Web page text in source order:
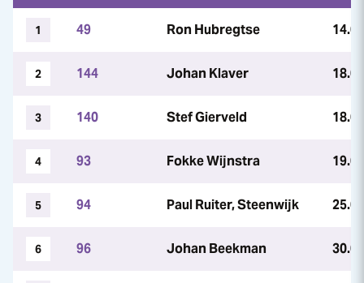
1 49 Ron Hubregtse 14.0
2 144 Johan Klaver 18.0
3 140 Stef Gierveld 18.0
4 93 Fokke Wijnstra 19.0
5 94 Paul Ruiter, Steenwijk 25.0
6 96 Johan Beekman 30.0